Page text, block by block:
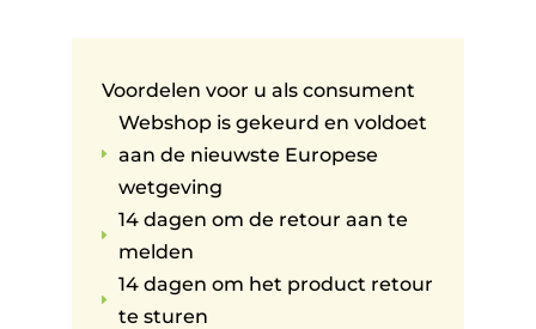
Voordelen voor u als consument
E
Webshop is gekeurd en voldoet
aan de nieuwste Europese
wetgeving
E
14 dagen om de retour aan te
melden
E
14 dagen om het product retour
te sturen